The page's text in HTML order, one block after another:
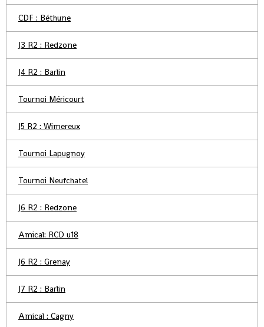
CDF : Béthune
J3 R2 : Redzone
J4 R2 : Barlin
Tournoi Méricourt
J5 R2 : Wimereux
Tournoi Lapugnoy
Tournoi Neufchatel
J6 R2 : Redzone
Amical: RCD u18
J6 R2 : Grenay
J7 R2 : Barlin
Amical : Cagny